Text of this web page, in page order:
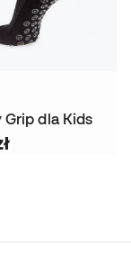
Grip dla Kids